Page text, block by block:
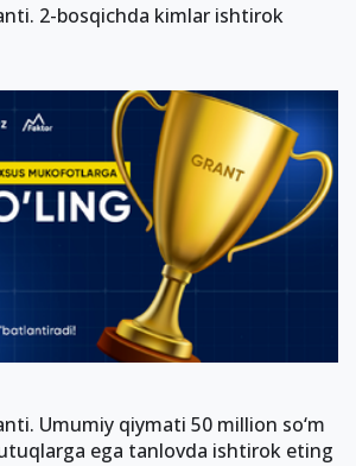
2-bosqichda kimlar ishtirok
Umumiy qiymati 50 million so‘m
ega tanlovda ishtirok eting